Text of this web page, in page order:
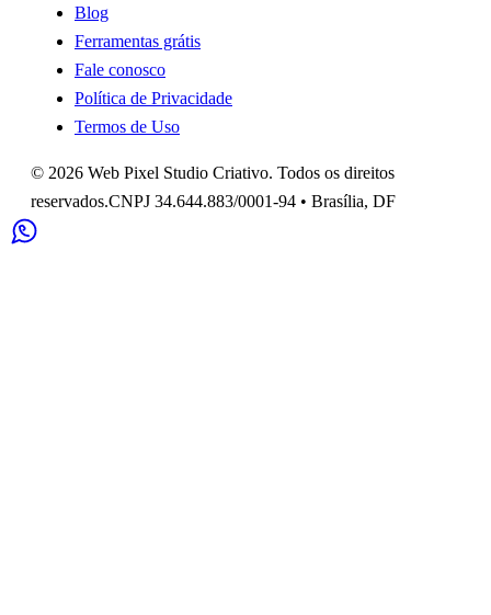
Blog
Ferramentas grátis
Fale conosco
Política de Privacidade
Termos de Uso
© 2026 Web Pixel Studio Criativo. Todos os direitos
reservados.CNPJ 34.644.883/0001-94 • Brasília, DF